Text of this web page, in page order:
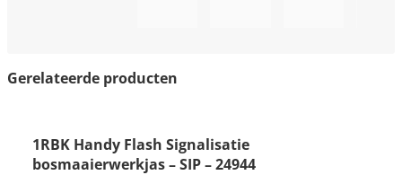
ange
erg
tevre
Gerelateerde producten
1RBK Handy Flash Signalisatie
bosmaaierwerkjas – SIP – 24944